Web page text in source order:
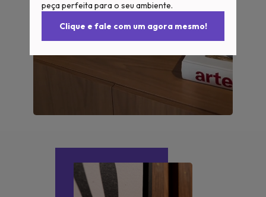
peça perfeita para o seu ambiente.
Clique e fale com um agora mesmo!